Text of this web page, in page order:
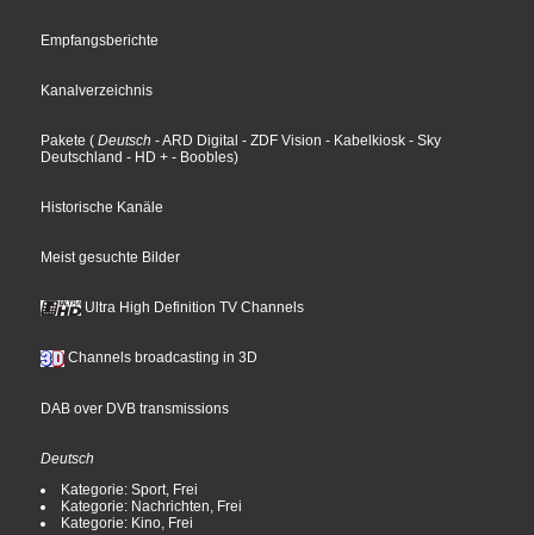
Empfangsberichte
Kanalverzeichnis
Pakete ( Deutsch - ARD Digital - ZDF Vision - Kabelkiosk - Sky
Deutschland - HD + - Boobles)
Historische Kanäle
Meist gesuchte Bilder
Ultra High Definition TV Channels
Channels broadcasting in 3D
DAB over DVB transmissions
Deutsch
Kategorie: Sport, Frei
Kategorie: Nachrichten, Frei
Kategorie: Kino, Frei